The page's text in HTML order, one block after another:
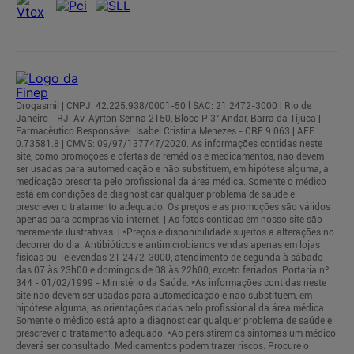
Drogasmil | CNPJ: 42.225.938/0001-50 l SAC: 21 2472-3000 | Rio de
Janeiro - RJ: Av. Ayrton Senna 2150, Bloco P 3° Andar, Barra da Tijuca |
Farmacêutico Responsável: Isabel Cristina Menezes - CRF 9.063 | AFE:
0.73581.8 | CMVS: 09/97/137747/2020. As informações contidas neste
site, como promoções e ofertas de remédios e medicamentos, não devem
ser usadas para automedicação e não substituem, em hipótese alguma, a
medicação prescrita pelo profissional da área médica. Somente o médico
está em condições de diagnosticar qualquer problema de saúde e
prescrever o tratamento adequado. Os preços e as promoções são válidos
apenas para compras via internet. | As fotos contidas em nosso site são
meramente ilustrativas. | *Preços e disponibilidade sujeitos a alterações no
decorrer do dia. Antibióticos e antimicrobianos vendas apenas em lojas
físicas ou Televendas 21 2472-3000, atendimento de segunda à sábado
das 07 às 23h00 e domingos de 08 às 22h00, exceto feriados. Portaria nº
344 - 01/02/1999 - Ministério da Saúde. *As informações contidas neste
site não devem ser usadas para automedicação e não substituem, em
hipótese alguma, as orientações dadas pelo profissional da área médica.
Somente o médico está apto a diagnosticar qualquer problema de saúde e
prescrever o tratamento adequado. *Ao persistirem os sintomas um médico
deverá ser consultado. Medicamentos podem trazer riscos. Procure o